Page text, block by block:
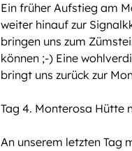
Ein früher Aufstieg am
weiter hinauf zur
bringen uns zum
können ;-) Eine
bringt uns zurück zur
Tag 4. Monterosa Hütte
An unserem letzten Tag